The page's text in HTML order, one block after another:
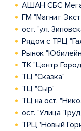
АШАН СБС
ГМ "Магнит
ост. "ул.
Рядом с ТРЦ
Рынок
ТК "Центр
ТЦ "Сказка"
ТЦ "Сыр"
ТЦ на ост.
ост. "Улица
ТРЦ "Новый